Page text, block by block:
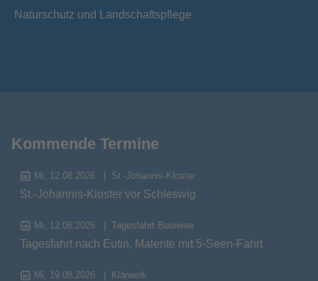
Naturschutz und Landschaftspflege
Kommende Termine
Mi, 12.08.2026 St.-Johannis-Kloster
St.-Johannis-Kloster vor Schleswig
Mi, 12.08.2026 Tagesfahrt Busreise
Tagesfahrt nach Eutin, Malente mit 5-Seen-Fahrt
Mi, 19.08.2026 Klärwerk